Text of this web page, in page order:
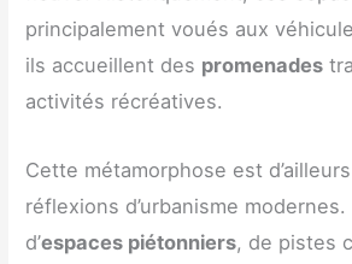
principalement voués aux
ils accueillent des promenades
activités récréatives.
Cette métamorphose est
réflexions d’urbanisme
d’espaces piétonniers, de pistes